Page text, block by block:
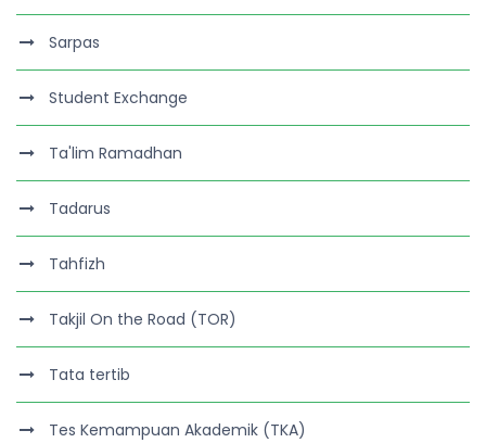
Sarpas
Student Exchange
Ta'lim Ramadhan
Tadarus
Tahfizh
Takjil On the Road (TOR)
Tata tertib
Tes Kemampuan Akademik (TKA)